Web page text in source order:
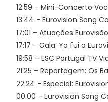
12:59 - Mini-Concerto
13:44 - Eurovision Song
17:01 - Atuações Eurovisão
17:17 - Gala: Yo fui a
19:58 - ESC Portugal TV
21:25 - Reportagem: Os
22:24 - Especial:
00:00 - Eurovision Song